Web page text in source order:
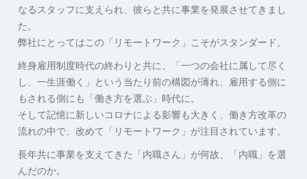
なるスタッフに支えられ、彼らと共に事業を発展させてきまし
た。
弊社にとってはこの「リモートワーク」こそがスタンダード。
終身雇用制度時代の終わりと共に、「一つの会社に属して尽く
し、一生涯働く」という当たり前の構図が薄れ、雇用する側に
もされる側にも「働き方を選ぶ」時代に。
そして記憶に新しいコロナによる影響も大きく、働き方改革の
流れの中で、改めて「リモートワーク」が注目されています。
長年共に事業を支えてきた「内職さん」が何故、「内職」を選
んだのか。